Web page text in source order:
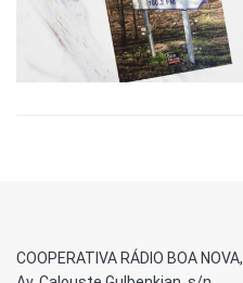
COOPERATIVA RÁDIO BOA